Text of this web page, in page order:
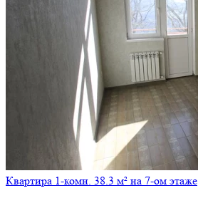
Квартира 1-комн. 38.3 м² на 7-ом этаже